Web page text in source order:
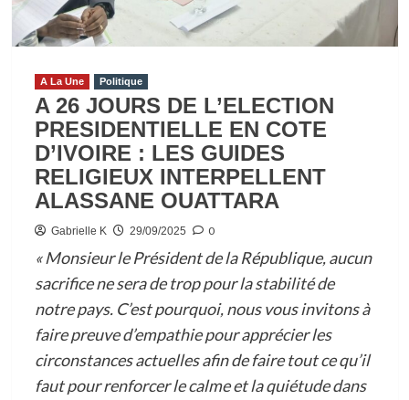
:
NORBERT
ABEKAN
INTERPELLE
LES
IVOIRIENS
SUR
LEUR
EGOISME
A La Une Politique
A 26 JOURS DE L’ELECTION
PRESIDENTIELLE EN COTE
D’IVOIRE : LES GUIDES
RELIGIEUX INTERPELLENT
ALASSANE OUATTARA
Gabrielle K 29/09/2025 0
« Monsieur le Président de la République, aucun
sacrifice ne sera de trop pour la stabilité de
notre pays. C’est pourquoi, nous vous invitons à
faire preuve d’empathie pour apprécier les
circonstances actuelles afin de faire tout ce qu’il
faut pour renforcer le calme et la quiétude dans